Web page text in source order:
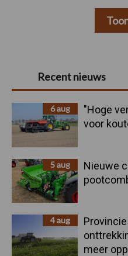
Primaire
Sidebar
Recent nieuws
6 aug
"Hoge
voor
5 aug
Nieuwe
4 aug
meer